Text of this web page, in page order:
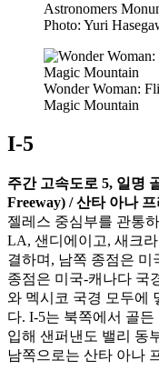
Astronomers
Photo: Yuri
Wonder Woman:
Magic Mountain
I-5
주간 고속도로 5, 일명
Freeway) / 산타 아나
젤레스 중심부를 관통
LA, 샌디에이고, 새크
결하며, 남쪽 종점은
종점은 미국-캐나다 국
와 멕시코 국경 모두에
다. I-5는 북쪽에서 골
입해 샌퍼낸도 밸리 동
남쪽으로는 산타 아나